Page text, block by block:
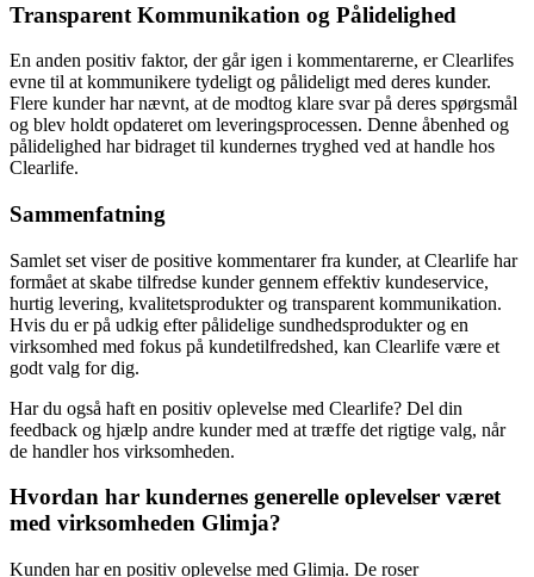
Transparent Kommunikation og Pålidelighed
En anden positiv faktor, der går igen i kommentarerne, er Clearlifes
evne til at kommunikere tydeligt og pålideligt med deres kunder.
Flere kunder har nævnt, at de modtog klare svar på deres spørgsmål
og blev holdt opdateret om leveringsprocessen. Denne åbenhed og
pålidelighed har bidraget til kundernes tryghed ved at handle hos
Clearlife.
Sammenfatning
Samlet set viser de positive kommentarer fra kunder, at Clearlife har
formået at skabe tilfredse kunder gennem effektiv kundeservice,
hurtig levering, kvalitetsprodukter og transparent kommunikation.
Hvis du er på udkig efter pålidelige sundhedsprodukter og en
virksomhed med fokus på kundetilfredshed, kan Clearlife være et
godt valg for dig.
Har du også haft en positiv oplevelse med Clearlife? Del din
feedback og hjælp andre kunder med at træffe det rigtige valg, når
de handler hos virksomheden.
Hvordan har kundernes generelle oplevelser været
med virksomheden Glimja?
Kunden har en positiv oplevelse med Glimja. De roser